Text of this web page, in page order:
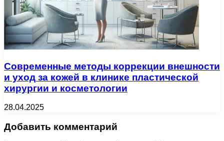
Современные методы коррекции внешности
и уход за кожей в клинике пластической
хирургии и косметологии
28.04.2025
Добавить комментарий